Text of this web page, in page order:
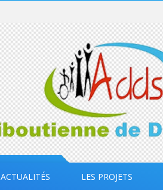
ACTUALITÉS LES PROJETS